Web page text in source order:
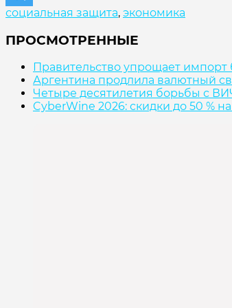
социальная защита, экономика
ПРОСМОТРЕННЫЕ
Правительство упрощает
Аргентина продлила валютный
Четыре десятилетия борьбы с
CyberWine 2026: скидки до 50 %